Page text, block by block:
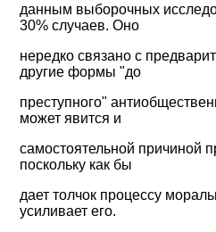
данным выборочных
30% случаев. Оно
нередко связано с
другие формы "до
преступного"
может явится и
самостоятельной причиной
поскольку как бы
дает толчок процессу
усиливает его.